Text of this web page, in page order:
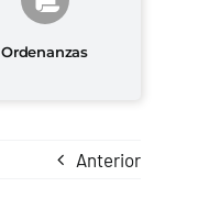
Ordenanzas
Anterior